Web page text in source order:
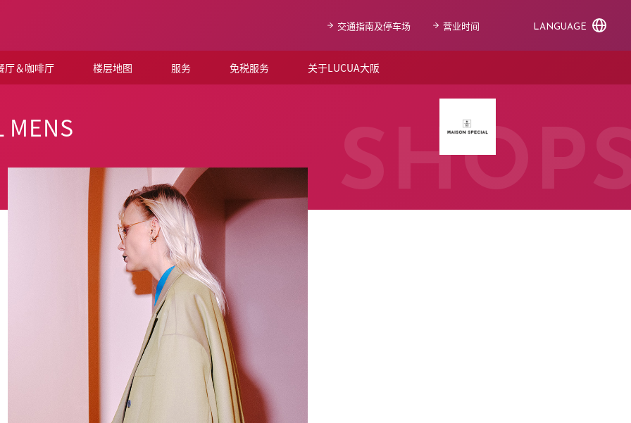
交通指南及停车场 营业时间 LANGUAGE
厅＆咖啡厅 楼层地图 服务 免税服务 关于LUCUA大阪
MENS